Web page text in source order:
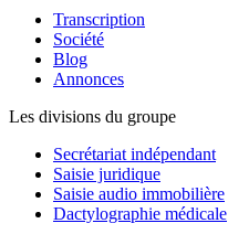
Transcription
Société
Blog
Annonces
Les divisions du groupe
Secrétariat indépendant
Saisie juridique
Saisie audio immobilière
Dactylographie médicale